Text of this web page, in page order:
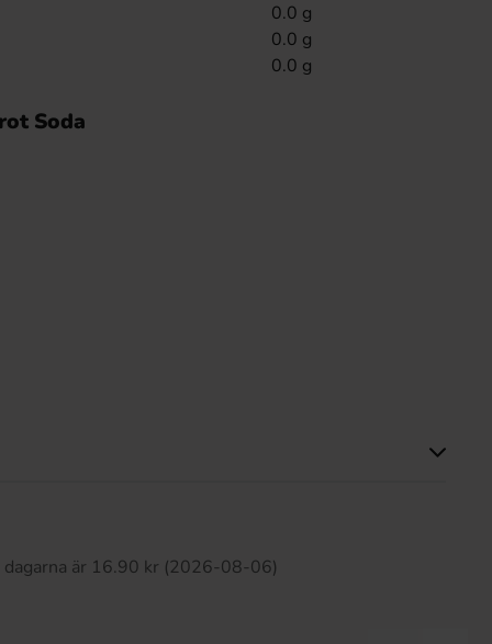
0.0 g
0.0 g
0.0 g
Soda
är 16.90 kr (2026-08-06)